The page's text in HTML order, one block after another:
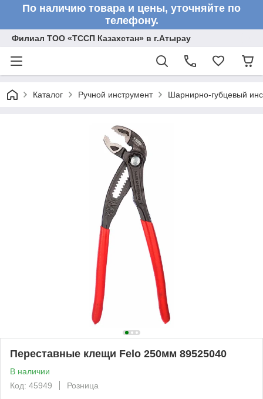
По наличию товара и цены, уточняйте по
телефону.
Филиал ТОО «ТССП Казахстан» в г.Атырау
Каталог Ручной инструмент Шарнирно-губцевый
Переставные клещи Felo 250мм 89525040
В наличии
Код: 45949
Розница